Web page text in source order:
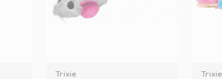
Trixie
Trixie